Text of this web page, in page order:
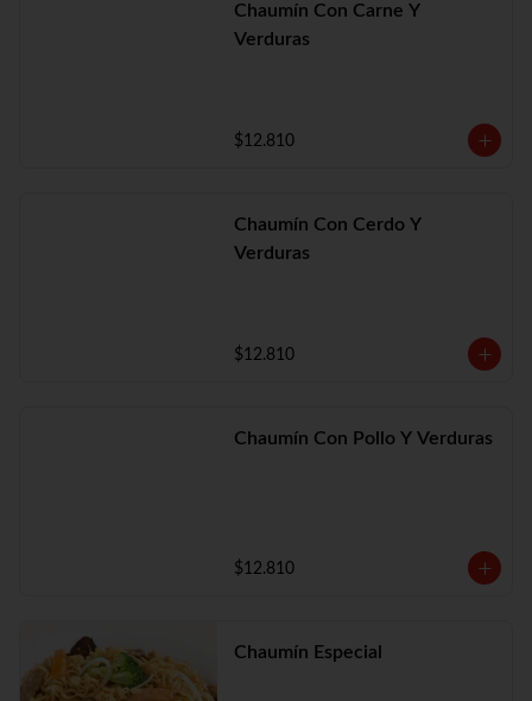
Chaumín Con Carne Y
Verduras
$12.810
Chaumín Con Cerdo Y
Verduras
$12.810
Chaumín Con Pollo Y Verduras
$12.810
Chaumín Especial